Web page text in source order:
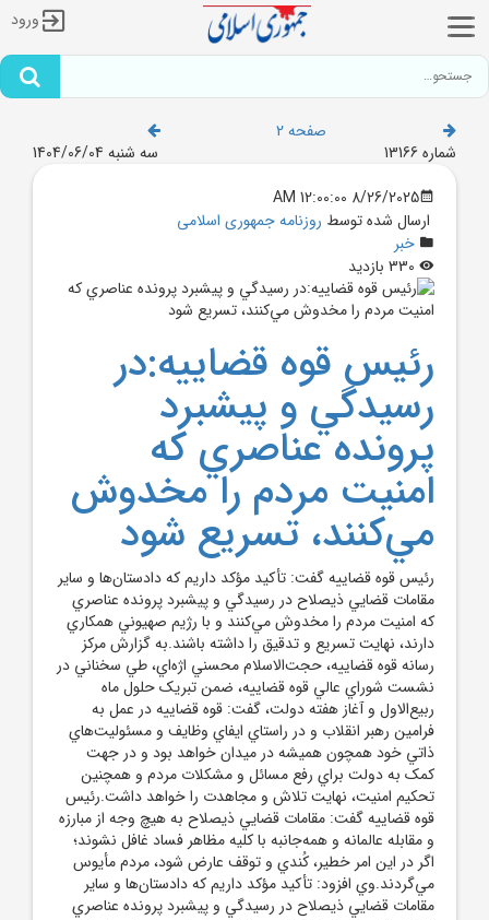
ورود
صفحه 2
شماره 13166
سه شنبه 1404/06/04
8/26/2025 12:00:00 AM
ارسال شده توسط روزنامه جمهوری اسلامی
خبر
رئيس قوه قضاييه:در
رسيدگي و پيشبرد
پرونده عناصري که
امنيت مردم را مخدوش
مي‌کنند، تسريع شود
رئيس قوه قضاييه گفت: تأکيد مؤکد داريم که دادستان‌ها و ساير
مقامات قضايي ذيصلاح در رسيدگي و پيشبرد پرونده عناصري
که امنيت مردم را مخدوش مي‌کنند و با رژيم صهيوني همکاري
دارند، نهايت تسريع و تدقيق را داشته باشند.به گزارش مرکز
رسانه قوه قضاييه، حجت‌الاسلام محسني اژه‌اي، طي سخناني در
نشست شوراي عالي قوه قضاييه، ضمن تبريک حلول ماه
ربيع‌الاول و آغاز هفته دولت، گفت: قوه قضاييه در عمل به
فرامين رهبر انقلاب و در راستاي ايفاي وظايف و مسئوليت‌هاي
ذاتي خود همچون هميشه در ميدان خواهد بود و در جهت
کمک به دولت براي رفع مسائل و مشکلات مردم و همچنين
تحکيم امنيت، نهايت تلاش و مجاهدت را خواهد داشت.رئيس
قوه قضاييه گفت: مقامات قضايي ذيصلاح به هيچ وجه از مبارزه
و مقابله عالمانه و همه‌جانبه با کليه مظاهر فساد غافل نشوند؛
اگر در اين امر خطير، کُندي و توقف عارض شود، مردم مأيوس
مي‌گردند.وي افزود: تأکيد مؤکد داريم که دادستان‌ها و ساير
مقامات قضايي ذيصلاح در رسيدگي و پيشبرد پرونده عناصري